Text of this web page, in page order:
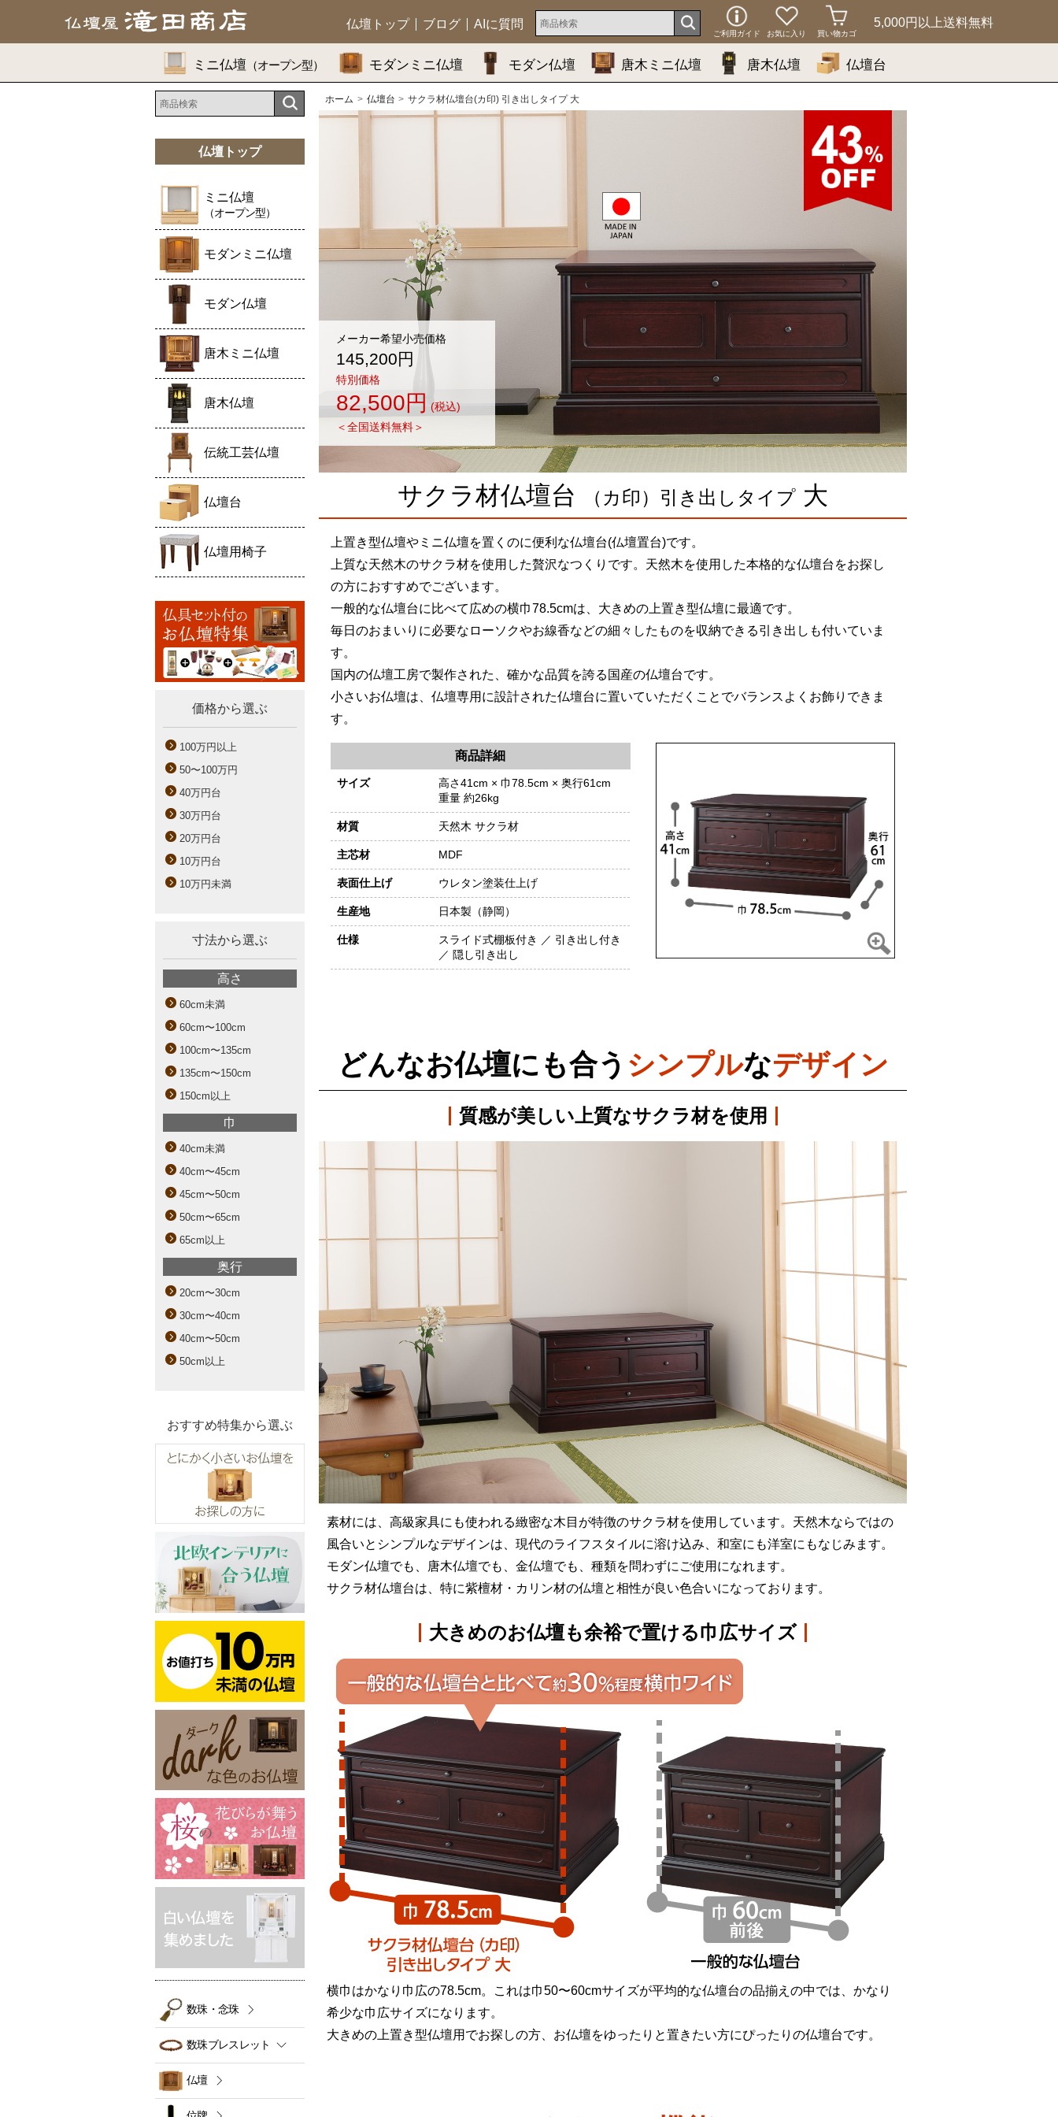
5,000円以上送料無料
ご利用ガイド お気に入り 買い物カゴ
仏壇トップ ブログ AIに質問
ミニ仏壇 （オープン型） モダンミニ仏壇 モダン仏壇 唐木ミニ仏壇 唐木仏壇 仏壇台
ホーム 仏壇台 サクラ材仏壇台(カ印) 引き出しタイプ 大
メーカー希望小売価格
145,200円
特別価格
82,500円 (税込)
＜全国送料無料＞
サクラ材仏壇台 （カ印） 引き出しタイプ 大
上置き型仏壇やミニ仏壇を置くのに便利な仏壇台(仏壇置台)です。
上質な天然木のサクラ材を使用した贅沢なつくりです。天然木を使用した本格的な仏壇台をお探し
の方におすすめでございます。
一般的な仏壇台に比べて広めの横巾78.5cmは、大きめの上置き型仏壇に最適です。
毎日のおまいりに必要なローソクやお線香などの細々したものを収納できる引き出しも付いていま
す。
国内の仏壇工房で製作された、確かな品質を誇る国産の仏壇台です。
小さいお仏壇は、仏壇専用に設計された仏壇台に置いていただくことでバランスよくお飾りできま
す。
商品詳細
サイズ
高さ41cm × 巾78.5cm × 奥行61cm
重量 約26kg
材質 天然木 サクラ材
主芯材 MDF
表面仕上げ ウレタン塗装仕上げ
生産地 日本製（静岡）
仕様
スライド式棚板付き ／ 引き出し付き
／ 隠し引き出し
どんなお仏壇にも合う シンプルなデザイン
質感が美しい上質なサクラ材を使用
素材には、高級家具にも使われる緻密な木目が特徴のサクラ材を使用しています。天然木ならではの
風合いとシンプルなデザインは、現代のライフスタイルに溶け込み、和室にも洋室にもなじみます。
モダン仏壇でも、唐木仏壇でも、金仏壇でも、種類を問わずにご使用になれます。
サクラ材仏壇台は、特に紫檀材・カリン材の仏壇と相性が良い色合いになっております。
大きめのお仏壇も余裕で置ける巾広サイズ
横巾はかなり巾広の78.5cm。これは巾50〜60cmサイズが平均的な仏壇台の品揃えの中では、かなり
希少な巾広サイズになります。
大きめの上置き型仏壇用でお探しの方、お仏壇をゆったりと置きたい方にぴったりの仏壇台です。
仏壇トップ
ミニ仏壇
（オープン型）
モダンミニ仏壇
モダン仏壇
唐木ミニ仏壇
唐木仏壇
伝統工芸仏壇
仏壇台
仏壇用椅子
価格から選ぶ
100万円以上
50〜100万円
40万円台
30万円台
20万円台
10万円台
10万円未満
寸法から選ぶ
高さ
60cm未満
60cm〜100cm
100cm〜135cm
135cm〜150cm
150cm以上
巾
40cm未満
40cm〜45cm
45cm〜50cm
50cm〜65cm
65cm以上
奥行
20cm〜30cm
30cm〜40cm
40cm〜50cm
50cm以上
おすすめ特集から選ぶ
数珠・念珠
数珠ブレスレット
仏壇